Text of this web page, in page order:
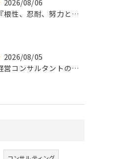
2026/08/06
『根性、忍耐、努力という言葉は死語なのか』
2026/08/05
経営コンサルタントのモーちゃん・毛利京申です。